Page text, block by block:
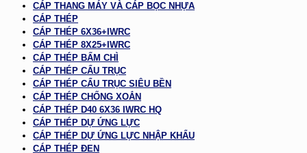
CÁP THANG MÁY VÀ CÁP BỌC NHỰA
CÁP THÉP
CÁP THÉP 6X36+IWRC
CÁP THÉP 8X25+IWRC
CÁP THÉP BẤM CHÌ
CÁP THÉP CẨU TRỤC
CÁP THÉP CẨU TRỤC SIÊU BỀN
CÁP THÉP CHỐNG XOẮN
CÁP THÉP D40 6X36 IWRC HQ
CÁP THÉP DỰ ỨNG LỰC
CÁP THÉP DỰ ỨNG LỰC NHẬP KHẨU
CÁP THÉP ĐEN